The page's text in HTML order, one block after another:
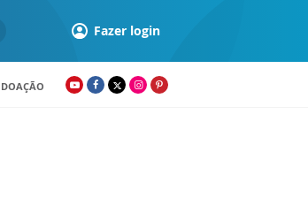
Fazer login
DOAÇÃO